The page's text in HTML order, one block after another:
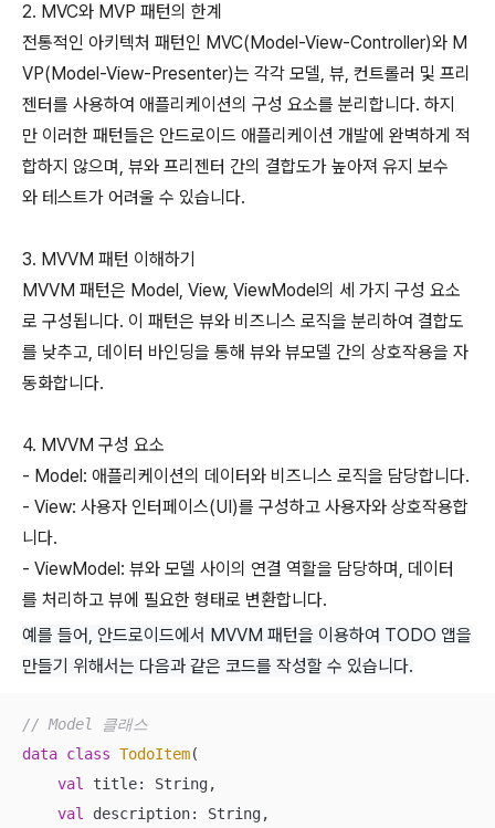
2. MVC와 MVP 패턴의 한계
전통적인 아키텍처 패턴인 MVC(Model-View-Controller)와 M
VP(Model-View-Presenter)는 각각 모델, 뷰, 컨트롤러 및 프리
젠터를 사용하여 애플리케이션의 구성 요소를 분리합니다. 하지
만 이러한 패턴들은 안드로이드 애플리케이션 개발에 완벽하게 적
합하지 않으며, 뷰와 프리젠터 간의 결합도가 높아져 유지 보수
와 테스트가 어려울 수 있습니다.
3. MVVM 패턴 이해하기
MVVM 패턴은 Model, View, ViewModel의 세 가지 구성 요소
로 구성됩니다. 이 패턴은 뷰와 비즈니스 로직을 분리하여 결합도
를 낮추고, 데이터 바인딩을 통해 뷰와 뷰모델 간의 상호작용을 자
동화합니다.
4. MVVM 구성 요소
- Model: 애플리케이션의 데이터와 비즈니스 로직을 담당합니다.
- View: 사용자 인터페이스(UI)를 구성하고 사용자와 상호작용합
니다.
- ViewModel: 뷰와 모델 사이의 연결 역할을 담당하며, 데이터
를 처리하고 뷰에 필요한 형태로 변환합니다.
예를 들어, 안드로이드에서 MVVM 패턴을 이용하여 TODO 앱을
만들기 위해서는 다음과 같은 코드를 작성할 수 있습니다.
// Model 클래스
data class TodoItem(
val
title: String,
val
description: String,